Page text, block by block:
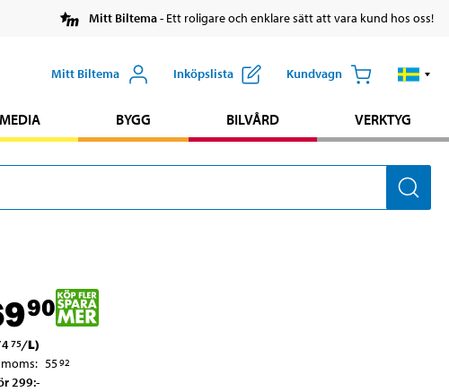
Mitt Biltema- Ett roligare och enklare sätt att vara kund hos oss!
Mitt Biltema Inköpslista Kundvagn
BYGG BILVÅRD VERKTYG
90
75/L)
moms: 5592
299:-